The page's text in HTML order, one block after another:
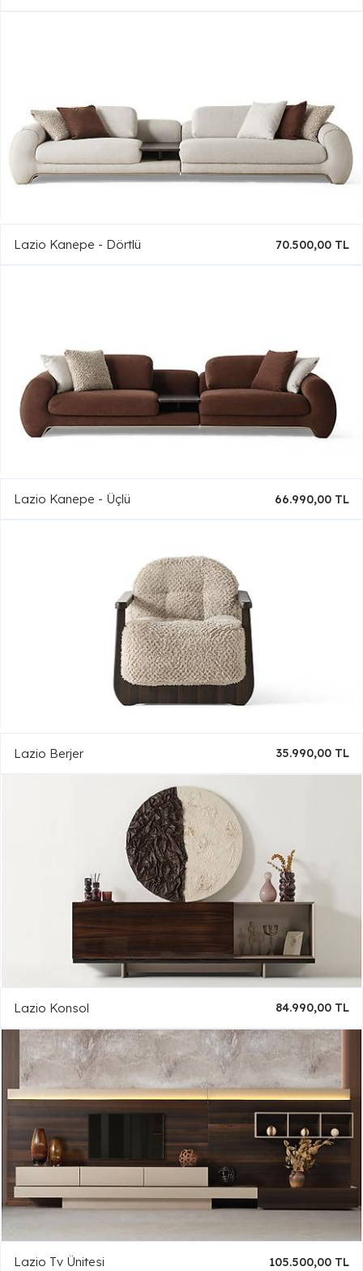
Lazio Kanepe - Dörtlü 70.500,00 TL
Lazio Kanepe - Üçlü 66.990,00 TL
Lazio Berjer 35.990,00 TL
Lazio Konsol 84.990,00 TL
Lazio Tv Ünitesi 105.500,00 TL